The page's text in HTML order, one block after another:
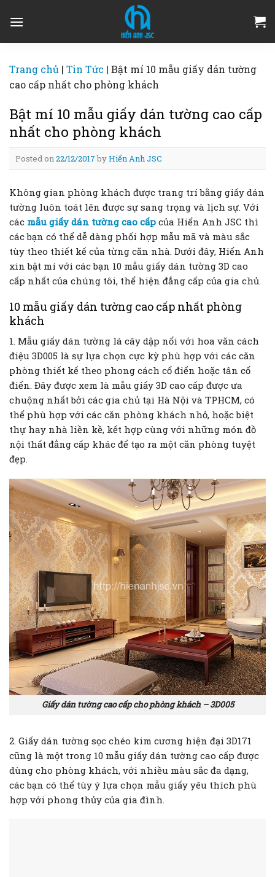
Trang chủ | Tin Tức | Bật mí 10 mẫu giấy dán tường
cao cấp nhất cho phòng khách
Bật mí 10 mẫu giấy dán tường cao cấp
nhất cho phòng khách
Posted on22/12/2017 byHiển Anh JSC
Không gian phòng khách được trang trí bằng giấy dán
tường luôn toát lên được sự sang trọng và lịch sự. Với
các mẫu giấy dán tường cao cấp của Hiển Anh JSC thì
các bạn có thể dễ dàng phối hợp mẫu mã và màu sắc
tùy theo thiết kế của từng căn nhà. Dưới đây, Hiển Anh
xin bật mí với các bạn 10 mẫu giấy dán tường 3D cao
cấp nhất của chúng tôi, thể hiện đẳng cấp của gia chủ.
10 mẫu giấy dán tường cao cấp nhất phòng
khách
1. Mẫu giấy dán tường lá cây dập nổi với hoa văn cách
điệu 3D005 là sự lựa chọn cực kỳ phù hợp với các căn
phòng thiết kế theo phong cách cổ điển hoặc tân cổ
điển. Đây được xem là mẫu giấy 3D cao cấp được ưa
chuộng nhất bởi các gia chủ tại Hà Nội và TPHCM, có
thể phù hợp với các căn phòng khách nhỏ, hoặc biệt
thự hay nhà liền kề, kết hợp cùng với những món đồ
nội thất đẳng cấp khác để tạo ra một căn phòng tuyệt
đẹp.
Giấy dán tường cao cấp cho phòng khách – 3D005
2. Giấy dán tường sọc chéo kim cương hiện đại 3D171
cũng là một trong 10 mẫu giấy dán tường cao cấp được
dùng cho phòng khách, với nhiều màu sắc đa dạng,
các bạn có thể tùy ý lựa chọn mẫu giấy yêu thích phù
hợp với phong thủy của gia đình.